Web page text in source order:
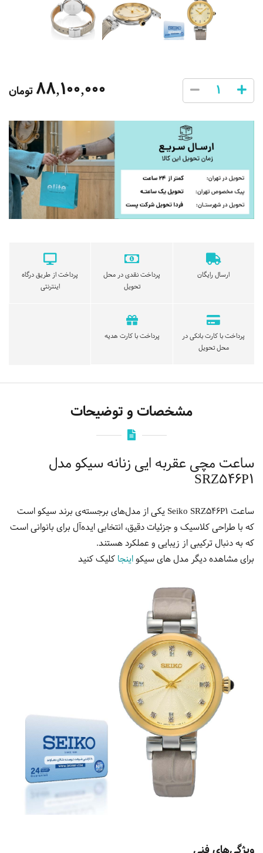
88,100,000تومان
ارسال رایگان
پرداخت نقدی در محل
تحویل
پرداخت از طریق درگاه
اینترنتی
پرداخت با کارت بانکی در
محل تحویل
پرداخت با کارت هدیه
مشخصات و توضیحات
ساعت مچی عقربه ایی زنانه سیکو مدل
SRZ546P1
ساعت Seiko SRZ546P1 یکی از مدل‌های برجسته‌ی برند سیکو است
که با طراحی کلاسیک و جزئیات دقیق، انتخابی ایده‌آل برای بانوانی است
که به دنبال ترکیبی از زیبایی و عملکرد هستند.
برای مشاهده دیگر مدل های سیکواینجا کلیک کنید